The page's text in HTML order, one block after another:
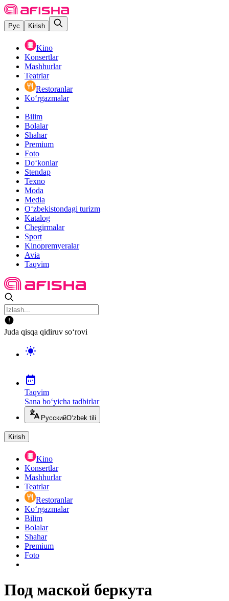
Рус Kirish
Kino
Konsertlar
Mashhurlar
Teatrlar
Restoranlar
Ko‘rgazmalar
Bilim
Bolalar
Shahar
Premium
Foto
Do‘konlar
Stendap
Texno
Moda
Media
O‘zbekistondagi turizm
Katalog
Chegirmalar
Sport
Kinopremyeralar
Avia
Taqvim
Juda qisqa qidiruv so‘rovi
Taqvim
Sana bo‘yicha tadbirlar
РусскийO‘zbek tili
Kirish
Kino
Konsertlar
Mashhurlar
Teatrlar
Restoranlar
Ko‘rgazmalar
Bilim
Bolalar
Shahar
Premium
Foto
Под маской беркута